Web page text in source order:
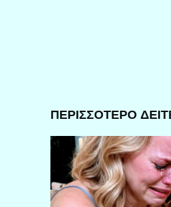
ΠΕΡΙΣΣΟΤΕΡΟ